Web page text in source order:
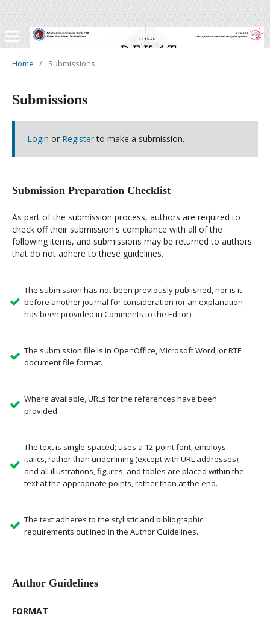
Home / Submissions
Submissions
Login or Registerto make a submission.
Submission Preparation Checklist
As part of the submission process, authors are required to
check off their submission's compliance with all of the
following items, and submissions may be returned to authors
that do not adhere to these guidelines.
The submission has not been previously published, nor is it
before another journal for consideration (or an explanation
has been provided in Comments to the Editor).
The submission file is in OpenOffice, Microsoft Word, or RTF
document file format.
Where available, URLs for the references have been
provided.
The text is single-spaced; uses a 12-point font; employs
italics, rather than underlining (except with URL addresses);
and all illustrations, figures, and tables are placed within the
text at the appropriate points, rather than at the end.
The text adheres to the stylistic and bibliographic
requirements outlined in the Author Guidelines.
Author Guidelines
FORMAT